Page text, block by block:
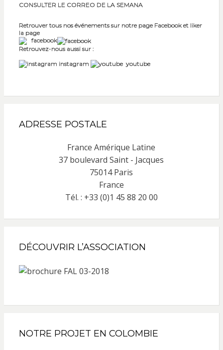
CONSULTER LE CORREO DE LA SEMANA
Retrouver tous nos événements sur notre page Facebook et liker
la page
facebook
Retrouvez-nous aussi sur :
instagram
youtube
ADRESSE POSTALE
France Amérique Latine
37 boulevard Saint - Jacques
75014 Paris
France
Tél. : +33 (0)1 45 88 20 00
DÉCOUVRIR L’ASSOCIATION
NOTRE PROJET EN COLOMBIE